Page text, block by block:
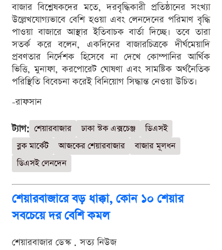
বাজার বিশ্লেষকদের মতে, দরবৃদ্ধিকারী প্রতিষ্ঠানের সংখ্যা
উল্লেখযোগ্যভাবে বেশি হওয়া এবং লেনদেনের পরিমাণ বৃদ্ধি
পাওয়া বাজারে আস্থার ইতিবাচক বার্তা দিচ্ছে। তবে তারা
সতর্ক করে বলেন, একদিনের বাজারচিত্রকে দীর্ঘমেয়াদি
প্রবণতার নির্দেশক হিসেবে না দেখে কোম্পানির আর্থিক
ভিত্তি, মুনাফা, করপোরেট ঘোষণা এবং সামষ্টিক অর্থনৈতিক
পরিস্থিতি বিবেচনা করেই বিনিয়োগ সিদ্ধান্ত নেওয়া উচিত।
-রাফসান
ট্যাগ: শেয়ারবাজার ঢাকা স্টক এক্সচেঞ্জ
ডিএসই
ব্লক মার্কেট
আজকের শেয়ারবাজার
বাজার মূলধন
ডিএসই লেনদেন
শেয়ারবাজারে বড় ধাক্কা, কোন ১০ শেয়ার
সবচেয়ে দর বেশি কমল
শেয়ারবাজার ডেস্ক . সত্য নিউজ